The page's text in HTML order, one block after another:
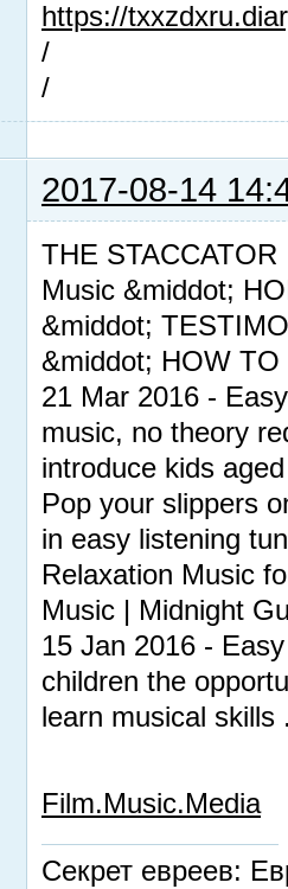
https://
/
/
2017-08-14
THE
Music &middot;
&middot;
&middot; HOW TO
21 Mar 2016 -
music, no theory
introduce kids
Pop your slippers
in easy listening
Relaxation Music
Music | Midnight
15 Jan 2016 -
children the
learn musical skills
Film.Music.Media
Секрет евреев: